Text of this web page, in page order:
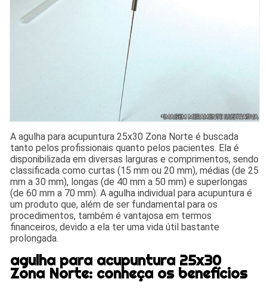
A agulha para acupuntura 25x30 Zona Norte é buscada
tanto pelos profissionais quanto pelos pacientes. Ela é
disponibilizada em diversas larguras e comprimentos, sendo
classificada como curtas (15 mm ou 20 mm), médias (de 25
mm a 30 mm), longas (de 40 mm a 50 mm) e superlongas
(de 60 mm a 70 mm). A agulha individual para acupuntura é
um produto que, além de ser fundamental para os
procedimentos, também é vantajosa em termos
financeiros, devido a ela ter uma vida útil bastante
prolongada.
agulha para acupuntura 25x30
Zona Norte: conheça os benefícios